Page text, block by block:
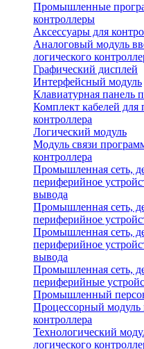
Промышленные
контроллеры
Аксессуары для
Аналоговый модуль
логического
Графический дисплей
Интерфейсный модуль
Клавиатурная панель
Комплект кабелей для
контроллера
Логический модуль
Модуль связи
контроллера
Промышленная сеть,
периферийное
вывода
Промышленная сеть,
периферийное
Промышленная сеть,
периферийное
вывода
Промышленная сеть,
периферийные
Промышленный
Процессорный модуль
контроллера
Технологический
логического